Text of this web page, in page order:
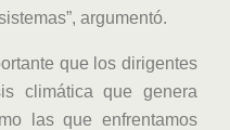
argumentó.
que los dirigentes
climática que genera
las que enfrentamos